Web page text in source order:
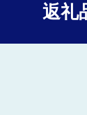
返礼